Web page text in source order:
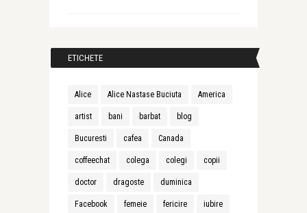
ETICHETE
Alice Alice Nastase Buciuta America
artist bani barbat blog
Bucuresti cafea Canada
coffeechat colega colegi copii
doctor dragoste duminica
Facebook femeie fericire iubire